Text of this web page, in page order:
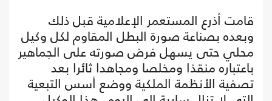
قامت أذرع المستعمر الإعلامية قبل ذلك
وبعده بصناعة صورة البطل المقاوم لكل وكيل
محلي حتى يسهل فرض صورته على الجماهير
باعتباره منقذا ومخلصا ومجاهدا ثائرا بعد
تصفية الأنظمة الملكية ووضع أسس التبعية